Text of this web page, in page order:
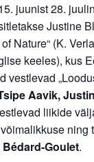
juunist 28.
Justine
Nature“ (K.
keeles), kus
vestlevad
Aavik,
liikide
ning
Bédard-Goulet.